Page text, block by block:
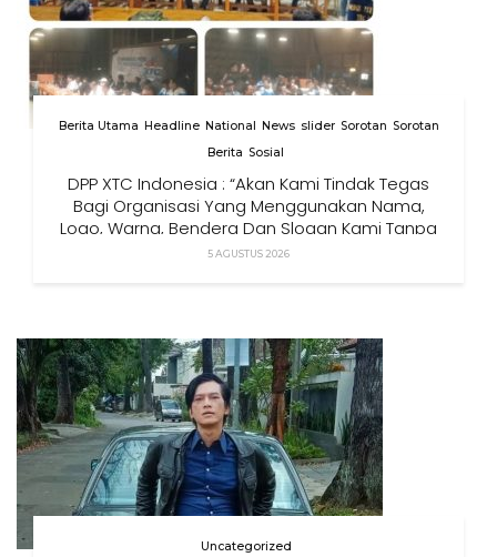
Berita Utama Headline National News slider Sorotan Sorotan
Berita Sosial
DPP XTC Indonesia : “Akan Kami Tindak Tegas
Bagi Organisasi Yang Menggunakan Nama,
Logo, Warna, Bendera Dan Slogan Kami Tanpa
Izin”
5 AGUSTUS 2026
Uncategorized